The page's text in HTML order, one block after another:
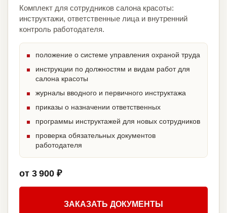
Комплект для сотрудников салона красоты:
инструктажи, ответственные лица и внутренний
контроль работодателя.
положение о системе управления охраной труда
инструкции по должностям и видам работ для
салона красоты
журналы вводного и первичного инструктажа
приказы о назначении ответственных
программы инструктажей для новых сотрудников
проверка обязательных документов
работодателя
от 3 900 ₽
ЗАКАЗАТЬ ДОКУМЕНТЫ